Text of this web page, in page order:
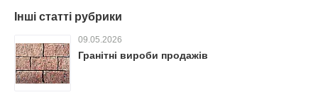
Інші статті рубрики
09.05.2026
Гранітні вироби продажів